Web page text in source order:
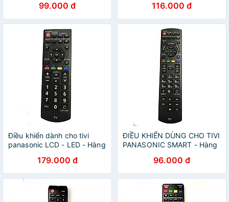
99.000 đ 116.000 đ
Điều khiển dành cho tivi
panasonic LCD - LED - Hàng
179.000 đ
ĐIỀU KHIỂN DÙNG CHO TIVI
PANASONIC SMART - Hàng
96.000 đ